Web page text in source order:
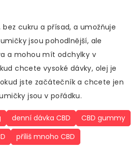
bez cukru a přísad, a umožňuje
jsou pohodlnější, ale
a mohou mít odchylky v
chcete vysoké dávky, olej je
jste začátečník a chcete jen
jsou v pořádku.
denní dávka CBD
CBD gummy
příliš mnoho CBD